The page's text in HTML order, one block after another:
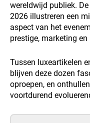
wereldwijd publiek.
2026 illustreren een
aspect van het
prestige, marketing
Tussen luxeartikelen
blijven deze dozen
oproepen, en
voortdurend